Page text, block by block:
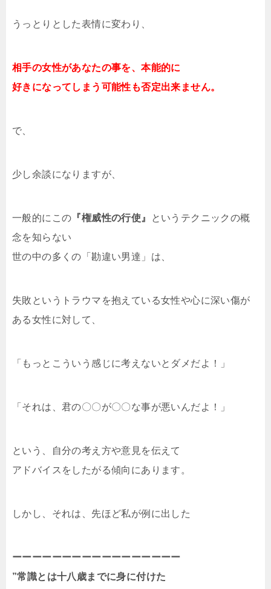
うっとりとした表情に変わり、
相手の女性があなたの事を、本能的に
好きになってしまう可能性も否定出来ません。
で、
少し余談になりますが、
一般的にこの 『権威性の行使』
というテクニックの概
念を知らない
世の中の多くの「勘違い男達」は、
失敗というトラウマを抱えている女性や心に深い傷が
ある女性に対して、
「もっとこういう感じに考えないとダメだよ！」
「それは、君の〇〇が〇〇な事が悪いんだよ！」
という、自分の考え方や意見を伝えて
アドバイスをしたがる傾向にあります。
しかし、それは、先ほど私が例に出した
ーーーーーーーーーーーーーーーーー
”常識とは十八歳までに身に付けた